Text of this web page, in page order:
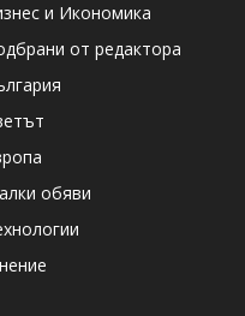
и Икономика
от редактора
обяви